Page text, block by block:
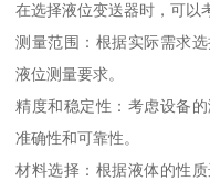
在选择液位变送器时，可以
测量范围：根据实际需求
液位测量要求。
精度和稳定性：考虑设备
准确性和可靠性。
材料选择：根据液体的性